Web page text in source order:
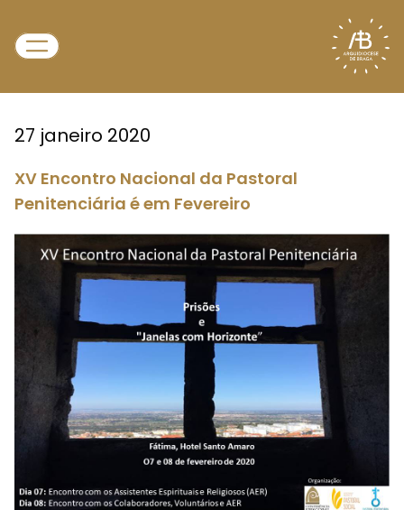
27 janeiro 2020
XV Encontro Nacional da Pastoral
Penitenciária é em Fevereiro